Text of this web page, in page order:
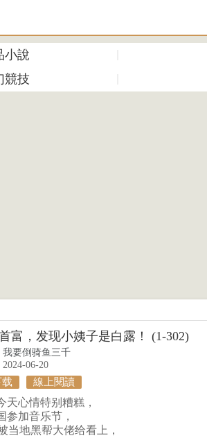
小說
競技
富，发现小姨子是白露！ (1-302)
我要倒骑鱼三千
06-20
線上閱讀
天心情特别糟糕，
参加音乐节，
当地黑帮大佬给看上，